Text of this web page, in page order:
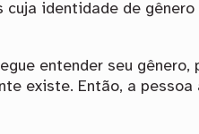
cuja identidade de
entender seu
existe. Então, a pessoa